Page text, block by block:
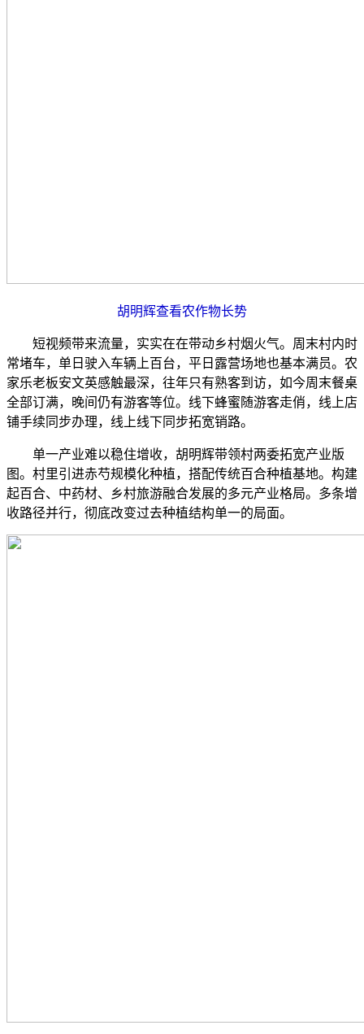
胡明辉查看农作物长势
短视频带来流量，实实在在带动乡村烟火气。周末村内时
常堵车，单日驶入车辆上百台，平日露营场地也基本满员。农
家乐老板安文英感触最深，往年只有熟客到访，如今周末餐桌
全部订满，晚间仍有游客等位。线下蜂蜜随游客走俏，线上店
铺手续同步办理，线上线下同步拓宽销路。
单一产业难以稳住增收，胡明辉带领村两委拓宽产业版
图。村里引进赤芍规模化种植，搭配传统百合种植基地。构建
起百合、中药材、乡村旅游融合发展的多元产业格局。多条增
收路径并行，彻底改变过去种植结构单一的局面。